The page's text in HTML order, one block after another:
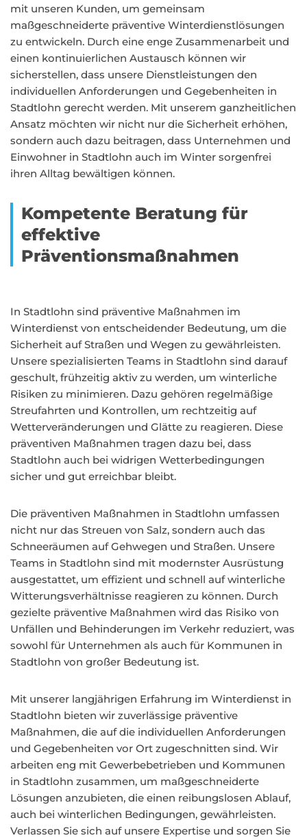
mit unseren Kunden, um gemeinsam
maßgeschneiderte präventive Winterdienstlösungen
zu entwickeln. Durch eine enge Zusammenarbeit und
einen kontinuierlichen Austausch können wir
sicherstellen, dass unsere Dienstleistungen den
individuellen Anforderungen und Gegebenheiten in
Stadtlohn gerecht werden. Mit unserem ganzheitlichen
Ansatz möchten wir nicht nur die Sicherheit erhöhen,
sondern auch dazu beitragen, dass Unternehmen und
Einwohner in Stadtlohn auch im Winter sorgenfrei
ihren Alltag bewältigen können.
Kompetente Beratung für
effektive
Präventionsmaßnahmen
In Stadtlohn sind präventive Maßnahmen im
Winterdienst von entscheidender Bedeutung, um die
Sicherheit auf Straßen und Wegen zu gewährleisten.
Unsere spezialisierten Teams in Stadtlohn sind darauf
geschult, frühzeitig aktiv zu werden, um winterliche
Risiken zu minimieren. Dazu gehören regelmäßige
Streufahrten und Kontrollen, um rechtzeitig auf
Wetterveränderungen und Glätte zu reagieren. Diese
präventiven Maßnahmen tragen dazu bei, dass
Stadtlohn auch bei widrigen Wetterbedingungen
sicher und gut erreichbar bleibt.
Die präventiven Maßnahmen in Stadtlohn umfassen
nicht nur das Streuen von Salz, sondern auch das
Schneeräumen auf Gehwegen und Straßen. Unsere
Teams in Stadtlohn sind mit modernster Ausrüstung
ausgestattet, um effizient und schnell auf winterliche
Witterungsverhältnisse reagieren zu können. Durch
gezielte präventive Maßnahmen wird das Risiko von
Unfällen und Behinderungen im Verkehr reduziert, was
sowohl für Unternehmen als auch für Kommunen in
Stadtlohn von großer Bedeutung ist.
Mit unserer langjährigen Erfahrung im Winterdienst in
Stadtlohn bieten wir zuverlässige präventive
Maßnahmen, die auf die individuellen Anforderungen
und Gegebenheiten vor Ort zugeschnitten sind. Wir
arbeiten eng mit Gewerbebetrieben und Kommunen
in Stadtlohn zusammen, um maßgeschneiderte
Lösungen anzubieten, die einen reibungslosen Ablauf,
auch bei winterlichen Bedingungen, gewährleisten.
Verlassen Sie sich auf unsere Expertise und sorgen Sie